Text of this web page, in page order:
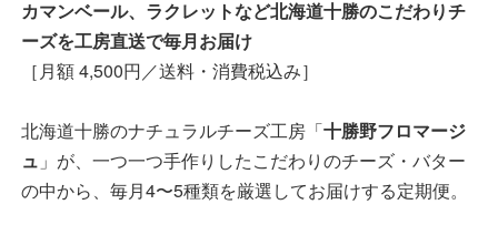
カマンベール、ラクレットなど北海道十勝のこだわりチ
ーズを工房直送で毎月お届け
［月額 4,500円／送料・消費税込み］
北海道十勝のナチュラルチーズ工房「十勝野フロマージ
ュ 」が、一つ一つ手作りしたこだわりのチーズ・バター
の中から、毎月4〜5種類を厳選してお届けする定期便。